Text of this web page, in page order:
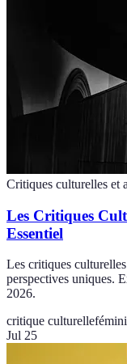
Critiques culturelles et
Les Critiques
Essentiel
Les critiques
perspectives uniques.
2026.
critique culturelle
Jul 25